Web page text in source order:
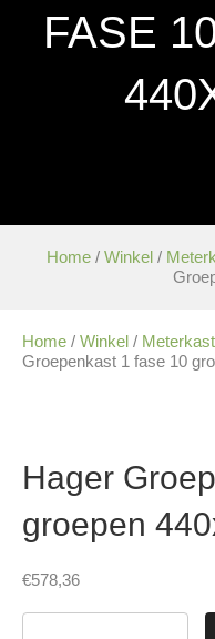
FASE
Home / Winkel /
Home / Winkel / Meterkast
Groepenkast 1 fase 10
Hager
groepen
€578,36
Hager